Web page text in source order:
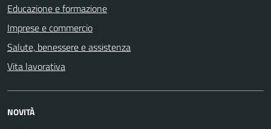
Educazione e formazione
Imprese e commercio
Salute, benessere e assistenza
Vita lavorativa
NOVITÀ